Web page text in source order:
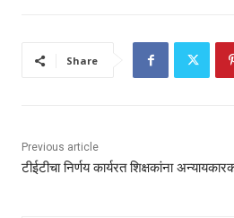
Share
Previous article
टीईटीचा निर्णय कार्यरत शिक्षकांना